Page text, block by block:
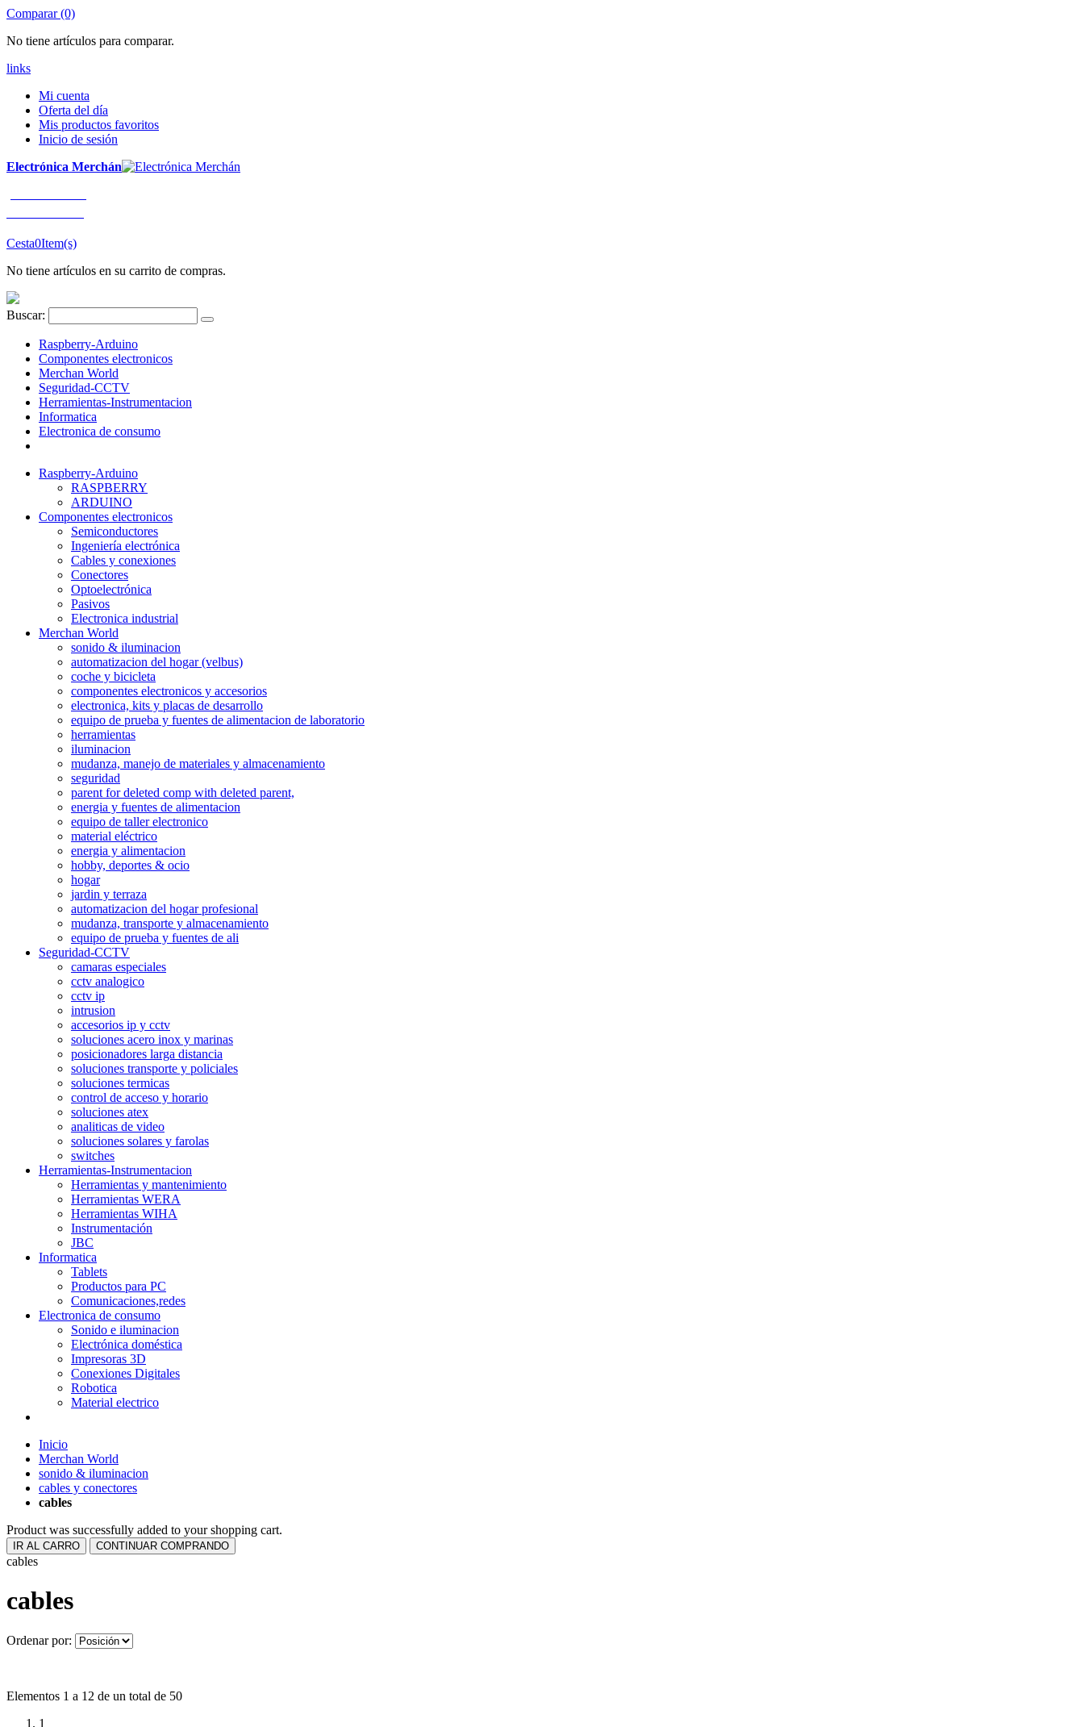
Comparar (0)
No tiene artículos para comparar.
links
Mi cuenta
Oferta del día
Mis productos favoritos
Inicio de sesión
Electrónica Merchán
Cesta0Item(s)
No tiene artículos en su carrito de compras.
Buscar:
Raspberry-Arduino
Componentes electronicos
Merchan World
Seguridad-CCTV
Herramientas-Instrumentacion
Informatica
Electronica de consumo
Raspberry-Arduino
RASPBERRY
ARDUINO
Componentes electronicos
Semiconductores
Ingeniería electrónica
Cables y conexiones
Conectores
Optoelectrónica
Pasivos
Electronica industrial
Merchan World
sonido & iluminacion
automatizacion del hogar (velbus)
coche y bicicleta
componentes electronicos y accesorios
electronica, kits y placas de desarrollo
equipo de prueba y fuentes de alimentacion de laboratorio
herramientas
iluminacion
mudanza, manejo de materiales y almacenamiento
seguridad
parent for deleted comp with deleted parent,
energia y fuentes de alimentacion
equipo de taller electronico
material eléctrico
energia y alimentacion
hobby, deportes & ocio
hogar
jardin y terraza
automatizacion del hogar profesional
mudanza, transporte y almacenamiento
equipo de prueba y fuentes de ali
Seguridad-CCTV
camaras especiales
cctv analogico
cctv ip
intrusion
accesorios ip y cctv
soluciones acero inox y marinas
posicionadores larga distancia
soluciones transporte y policiales
soluciones termicas
control de acceso y horario
soluciones atex
analiticas de video
soluciones solares y farolas
switches
Herramientas-Instrumentacion
Herramientas y mantenimiento
Herramientas WERA
Herramientas WIHA
Instrumentación
JBC
Informatica
Tablets
Productos para PC
Comunicaciones,redes
Electronica de consumo
Sonido e iluminacion
Electrónica doméstica
Impresoras 3D
Conexiones Digitales
Robotica
Material electrico
Inicio
Merchan World
sonido & iluminacion
cables y conectores
cables
Product was successfully added to your shopping cart.
IR AL CARRO CONTINUAR COMPRANDO
cables
cables
Ordenar por:
Elementos 1 a 12 de un total de 50
1